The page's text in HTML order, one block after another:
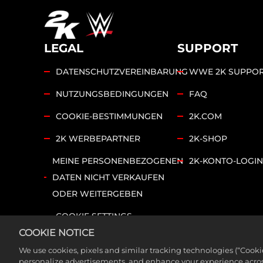
LEGAL
DATENSCHUTZVEREINBARUNG
NUTZUNGSBEDINGUNGEN
COOKIE-BESTIMMUNGEN
2K WERBEPARTNER
MEINE PERSONENBEZOGENEN
DATEN NICHT VERKAUFEN
ODER WEITERGEBEN
COOKIE SETTINGS
SUPPORT
WWE 2K
FAQ
2K.COM
2K-SHOP
2K-KONTO-LOGIN
Rechte vorbehalten. Die WWE Sendungen,
COOKIE NOTICE
We use cookies, pixels and similar tracking technologies